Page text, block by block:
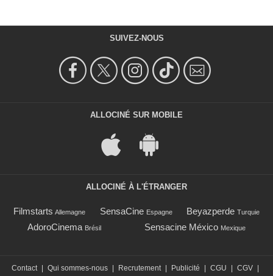
SUIVEZ-NOUS
ALLOCINÉ SUR MOBILE
ALLOCINÉ À L'ÉTRANGER
Filmstarts Allemagne SensaCine Espagne Beyazperde Turquie
AdoroCinema Brésil Sensacine México Mexique
Contact Qui sommes-nous Recrutement Publicité CGU CGV